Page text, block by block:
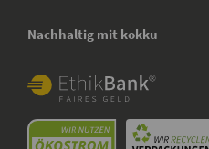
Nachhaltig mit kokku